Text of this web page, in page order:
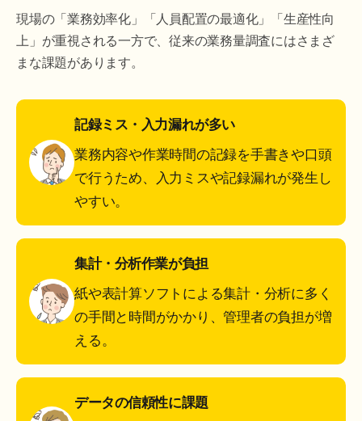
現場の「業務効率化」「人員配置の最適化」「生産性向
上」が重視される一方で、従来の業務量調査にはさまざ
まな課題があります。
記録ミス・入力漏れが多い
業務内容や作業時間の記録を手書きや口頭
で行うため、入力ミスや記録漏れが発生し
やすい。
集計・分析作業が負担
紙や表計算ソフトによる集計・分析に多く
の手間と時間がかかり、管理者の負担が増
える。
データの信頼性に課題